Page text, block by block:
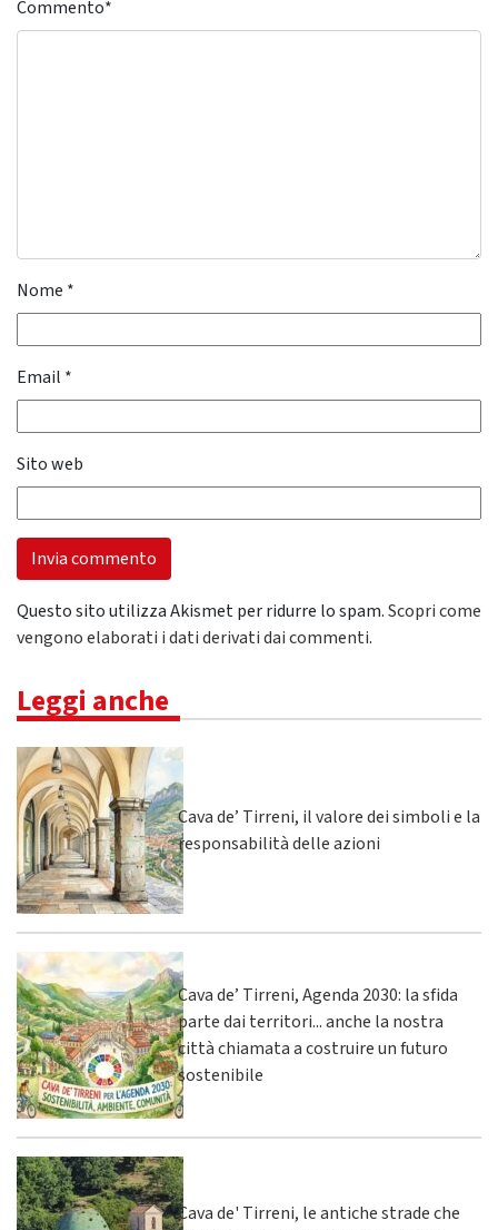
Commento*
Nome *
Email *
Sito web
Questo sito utilizza Akismet per ridurre lo spam.Scopri come
vengono elaborati i dati derivati dai commenti.
Leggi anche
Cava de’ Tirreni, il valore dei simboli e la
responsabilità delle azioni
Cava de’ Tirreni, Agenda 2030: la sfida
parte dai territori... anche la nostra
città chiamata a costruire un futuro
sostenibile
Cava de' Tirreni, le antiche strade che